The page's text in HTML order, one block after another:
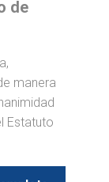
de
manera
Estatuto